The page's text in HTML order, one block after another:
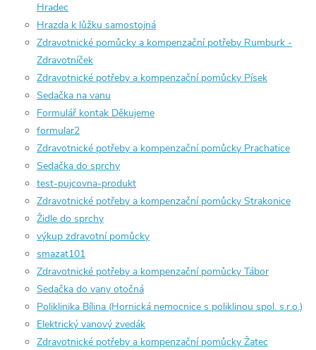
Hradec
Hrazda k lůžku samostojná
Zdravotnické pomůcky a kompenzační potřeby Rumburk -
Zdravotníček
Zdravotnické potřeby a kompenzační pomůcky Písek
Sedačka na vanu
Formulář kontak Děkujeme
formular2
Zdravotnické potřeby a kompenzační pomůcky Prachatice
Sedačka do sprchy
test-pujcovna-produkt
Zdravotnické potřeby a kompenzační pomůcky Strakonice
Židle do sprchy
výkup zdravotní pomůcky
smazat101
Zdravotnické potřeby a kompenzační pomůcky Tábor
Sedačka do vany otočná
Poliklinika Bílina (Hornická nemocnice s poliklinou spol. s.r.o.)
Elektrický vanový zvedák
Zdravotnické potřeby a kompenzační pomůcky Žatec